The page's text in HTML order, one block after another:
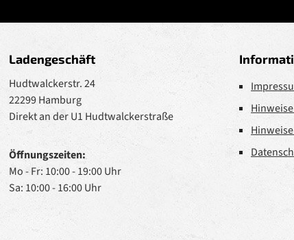
Ladengeschäft
Hudtwalckerstr. 24
22299 Hamburg
Direkt an der U1 Hudtwalckerstraße
Öffnungszeiten:
Mo - Fr: 10:00 - 19:00 Uhr
Sa: 10:00 - 16:00 Uhr